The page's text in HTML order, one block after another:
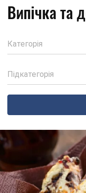
Випічка та
Категорія
Підкатегорія